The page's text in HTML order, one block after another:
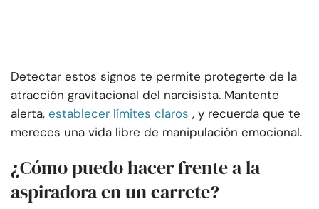
Detectar estos signos te permite protegerte de la
atracción gravitacional del narcisista. Mantente
alerta, establecer límites claros , y recuerda que te
mereces una vida libre de manipulación emocional.
¿Cómo puedo hacer frente a la
aspiradora en un carrete?